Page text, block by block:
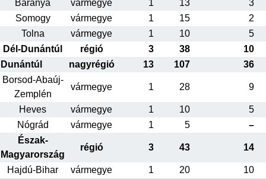
Baranya vármegye 1 13
3
Somogy
vármegye 1 15
2
Tolna
vármegye 1 10
5
Dél-Dunántúl
régió 3 38
10
Dunántúl
nagyrégió 13 107
36
Borsod-Abaúj-
Zemplén
vármegye 1 28 9
Heves vármegye 1 10
5
Nógrád
vármegye 1 5
–
Észak-
Magyarország
régió 3 43 14
Hajdú-Bihar vármegye 1 20
10